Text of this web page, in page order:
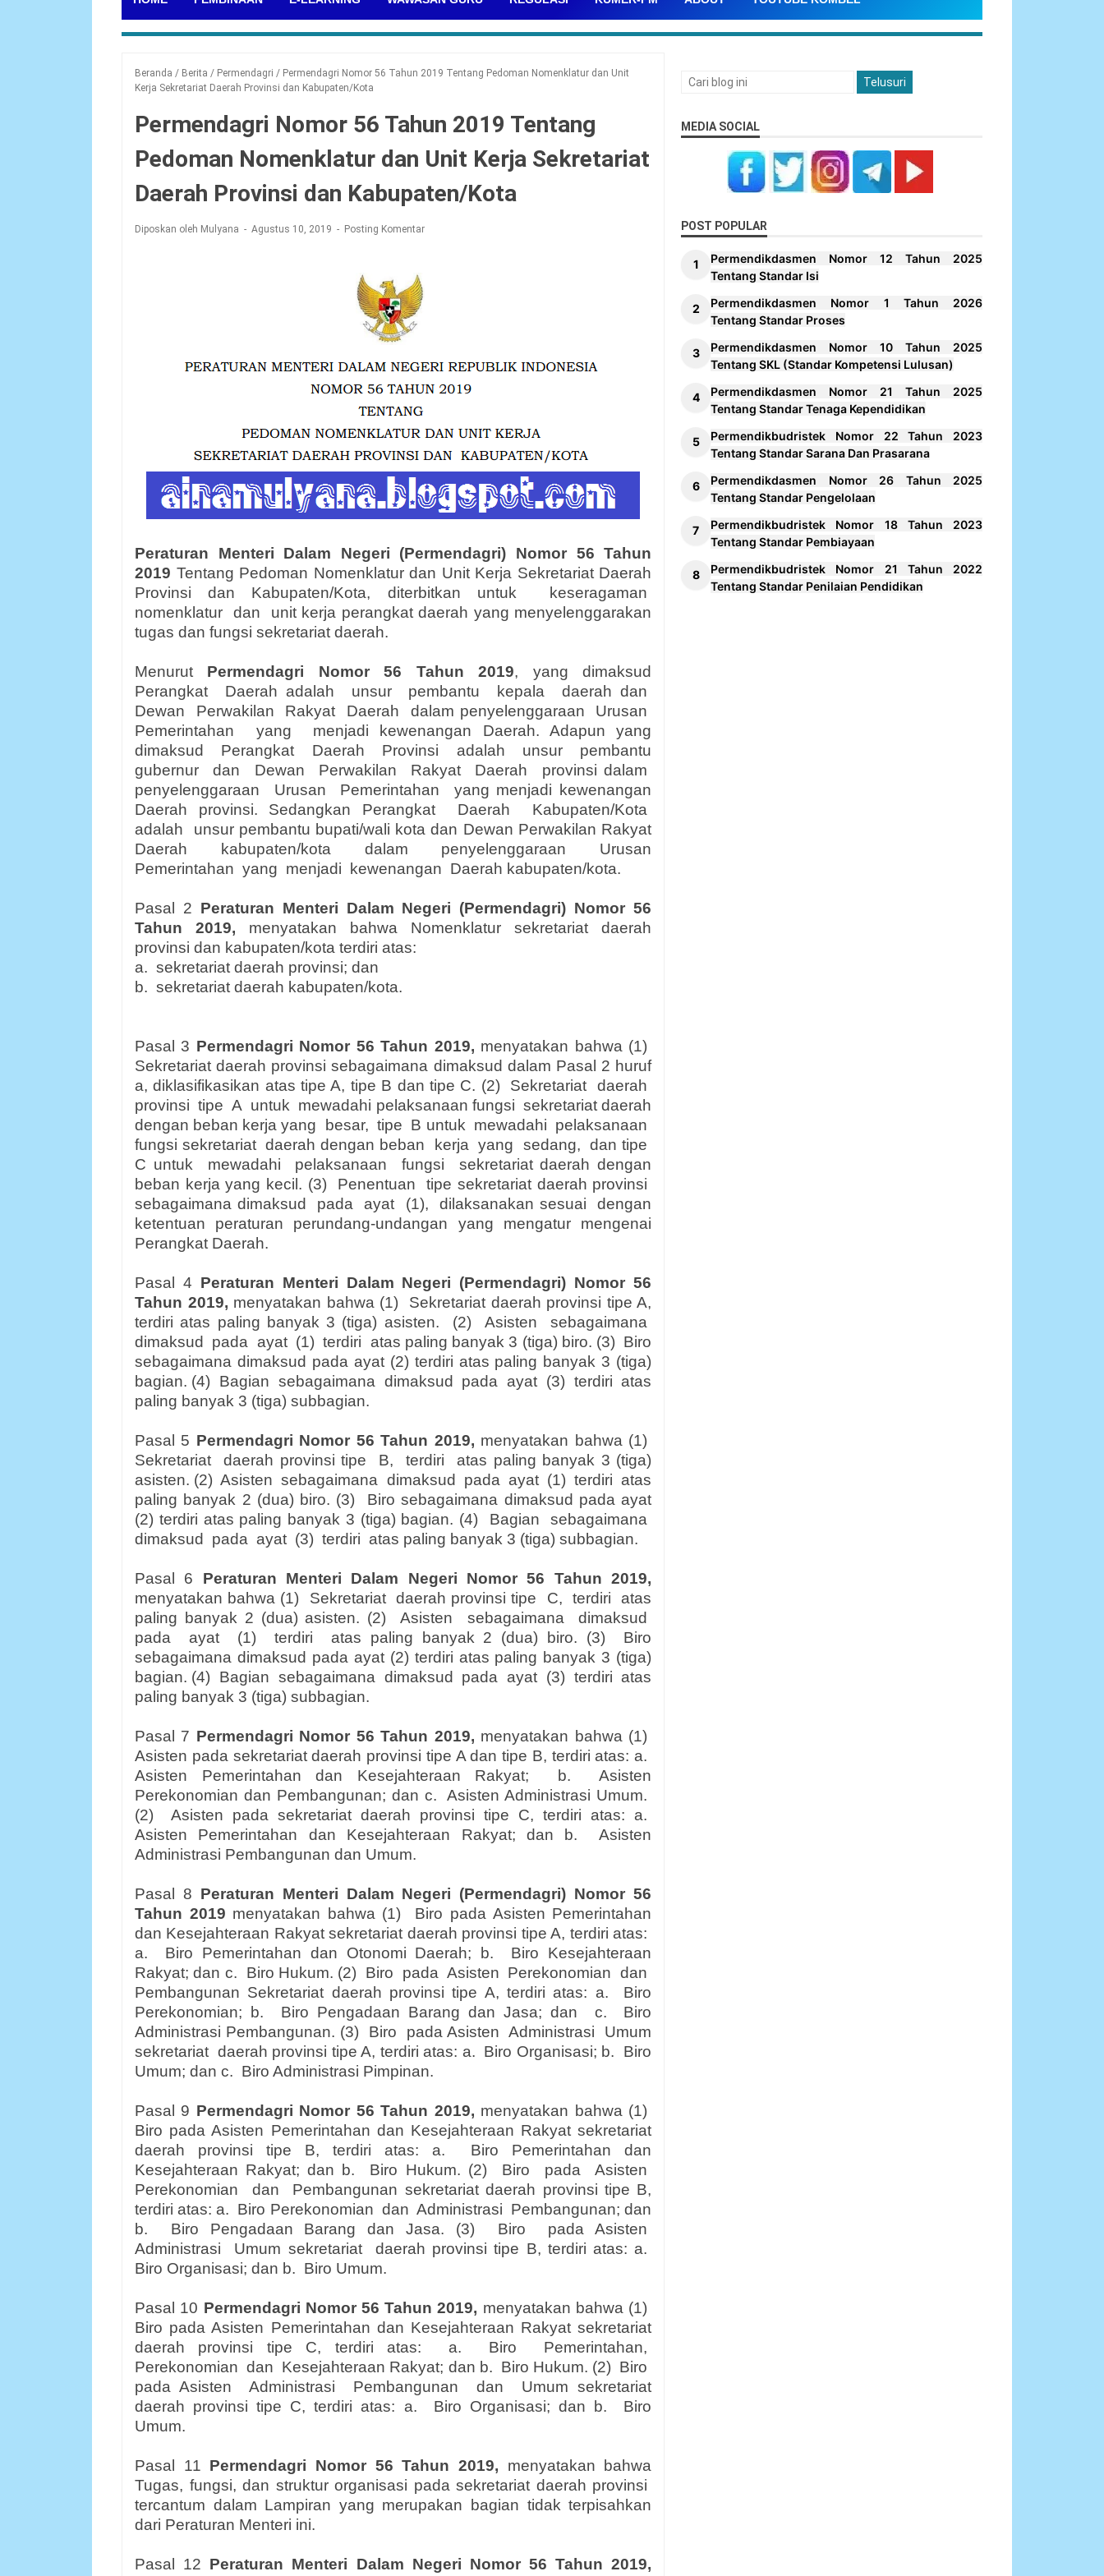
Beranda / Berita / Permendagri / Permendagri Nomor 56 Tahun 2019 Tentang Pedoman Nomenklatur dan Unit
Kerja Sekretariat Daerah Provinsi dan Kabupaten/Kota
Permendagri Nomor 56 Tahun 2019 Tentang
Pedoman Nomenklatur dan Unit Kerja Sekretariat
Daerah Provinsi dan Kabupaten/Kota
Diposkan oleh Mulyana Agustus 10, 2019 Posting Komentar
Peraturan Menteri Dalam Negeri (Permendagri) Nomor 56 Tahun
2019 Tentang Pedoman Nomenklatur dan Unit Kerja Sekretariat Daerah
Provinsi dan Kabupaten/Kota, diterbitkan untuk
keseragaman
nomenklatur
dan
unit kerja perangkat daerah yang menyelenggarakan
tugas dan fungsi sekretariat daerah.
Menurut Permendagri Nomor 56 Tahun 2019, yang dimaksud
Perangkat
Daerah adalah unsur pembantu kepala
daerah dan
Dewan
Perwakilan Rakyat Daerah dalam penyelenggaraan
Urusan
Pemerintahan
yang
menjadi kewenangan Daerah. Adapun yang
dimaksud
Perangkat Daerah Provinsi adalah unsur
pembantu
gubernur
dan Dewan Perwakilan Rakyat Daerah
provinsi dalam
penyelenggaraan
Urusan Pemerintahan
yang menjadi kewenangan
Daerah provinsi. Sedangkan Perangkat
Daerah
Kabupaten/Kota
adalah
unsur pembantu bupati/wali kota dan Dewan Perwakilan Rakyat
Daerah
kabupaten/kota dalam penyelenggaraan
Urusan
Pemerintahan yang menjadi kewenangan Daerah kabupaten/kota.
Pasal 2 Peraturan Menteri Dalam Negeri (Permendagri) Nomor 56
Tahun 2019, menyatakan bahwa Nomenklatur sekretariat daerah
provinsi dan kabupaten/kota terdiri atas:
a. sekretariat daerah provinsi; dan
b. sekretariat daerah kabupaten/kota.
Pasal 3 Permendagri Nomor 56 Tahun 2019, menyatakan bahwa (1)
Sekretariat daerah provinsi sebagaimana dimaksud dalam Pasal 2 huruf
a, diklasifikasikan atas tipe A, tipe B dan tipe C. (2)
Sekretariat
daerah
provinsi tipe A untuk mewadahi pelaksanaan fungsi sekretariat daerah
dengan beban kerja yang
besar, tipe B untuk mewadahi pelaksanaan
fungsi sekretariat daerah dengan beban kerja yang sedang, dan tipe
C untuk
mewadahi pelaksanaan fungsi
sekretariat daerah dengan
beban kerja yang kecil. (3)
Penentuan
tipe sekretariat daerah provinsi
sebagaimana dimaksud
pada ayat (1), dilaksanakan sesuai
dengan
ketentuan peraturan perundang-undangan yang mengatur mengenai
Perangkat Daerah.
Pasal 4 Peraturan Menteri Dalam Negeri (Permendagri) Nomor 56
Tahun 2019, menyatakan bahwa (1)
Sekretariat daerah provinsi tipe A,
terdiri atas paling banyak 3 (tiga) asisten.
(2) Asisten
sebagaimana
dimaksud
pada ayat (1) terdiri atas paling banyak 3 (tiga) biro. (3) Biro
sebagaimana dimaksud pada ayat (2) terdiri atas paling banyak 3 (tiga)
bagian. (4)
Bagian sebagaimana dimaksud pada ayat (3) terdiri atas
paling banyak 3 (tiga) subbagian.
Pasal 5 Permendagri Nomor 56 Tahun 2019, menyatakan bahwa (1)
Sekretariat
daerah provinsi tipe B, terdiri
atas paling banyak 3 (tiga)
asisten. (2) Asisten sebagaimana dimaksud pada ayat (1) terdiri atas
paling banyak 2 (dua) biro. (3)
Biro sebagaimana dimaksud pada ayat
(2) terdiri atas paling banyak 3 (tiga) bagian. (4)
Bagian
sebagaimana
dimaksud
pada ayat (3) terdiri atas paling banyak 3 (tiga) subbagian.
Pasal 6 Peraturan Menteri Dalam Negeri Nomor 56 Tahun 2019,
menyatakan bahwa (1)
Sekretariat daerah provinsi tipe C, terdiri
atas
paling banyak 2 (dua) asisten. (2)
Asisten sebagaimana
dimaksud
pada
ayat (1) terdiri atas paling banyak 2 (dua) biro. (3)
Biro
sebagaimana dimaksud pada ayat (2) terdiri atas paling banyak 3 (tiga)
bagian. (4)
Bagian sebagaimana dimaksud pada ayat (3) terdiri atas
paling banyak 3 (tiga) subbagian.
Pasal 7 Permendagri Nomor 56 Tahun 2019, menyatakan bahwa (1)
Asisten pada sekretariat daerah provinsi tipe A dan tipe B, terdiri atas: a.
Asisten Pemerintahan dan Kesejahteraan Rakyat;
b.
Asisten
Perekonomian dan Pembangunan; dan c.
Asisten Administrasi Umum.
(2)
Asisten pada sekretariat daerah provinsi tipe C, terdiri atas: a.
Asisten Pemerintahan dan Kesejahteraan Rakyat; dan b.
Asisten
Administrasi Pembangunan dan Umum.
Pasal 8 Peraturan Menteri Dalam Negeri (Permendagri) Nomor 56
Tahun 2019 menyatakan bahwa (1)
Biro pada Asisten Pemerintahan
dan Kesejahteraan Rakyat sekretariat daerah provinsi tipe A, terdiri atas:
a.
Biro Pemerintahan dan Otonomi Daerah; b.
Biro Kesejahteraan
Rakyat; dan c.
Biro Hukum. (2) Biro pada Asisten Perekonomian dan
Pembangunan Sekretariat daerah provinsi tipe A, terdiri atas: a.
Biro
Perekonomian; b.
Biro Pengadaan Barang dan Jasa; dan c.
Biro
Administrasi Pembangunan. (3)
Biro pada Asisten Administrasi
Umum
sekretariat daerah provinsi tipe A, terdiri atas: a. Biro Organisasi; b.
Biro
Umum; dan c. Biro Administrasi Pimpinan.
Pasal 9 Permendagri Nomor 56 Tahun 2019, menyatakan bahwa (1)
Biro pada Asisten Pemerintahan dan Kesejahteraan Rakyat sekretariat
daerah provinsi tipe B, terdiri atas: a.
Biro Pemerintahan dan
Kesejahteraan Rakyat; dan b.
Biro Hukum. (2) Biro pada
Asisten
Perekonomian
dan
Pembangunan sekretariat daerah provinsi tipe B,
terdiri atas: a. Biro Perekonomian dan Administrasi Pembangunan; dan
b.
Biro Pengadaan Barang dan Jasa. (3) Biro
pada Asisten
Administrasi
Umum sekretariat
daerah provinsi tipe B, terdiri atas: a.
Biro Organisasi; dan b. Biro Umum.
Pasal 10 Permendagri Nomor 56 Tahun 2019, menyatakan bahwa (1)
Biro pada Asisten Pemerintahan dan Kesejahteraan Rakyat sekretariat
daerah provinsi tipe C, terdiri atas:
a. Biro
Pemerintahan,
Perekonomian dan Kesejahteraan Rakyat; dan b. Biro Hukum. (2) Biro
pada Asisten
Administrasi Pembangunan dan
Umum sekretariat
daerah provinsi tipe C, terdiri atas: a.
Biro Organisasi; dan b.
Biro
Umum.
Pasal 11 Permendagri Nomor 56 Tahun 2019, menyatakan bahwa
Tugas, fungsi, dan struktur organisasi pada sekretariat daerah provinsi
tercantum dalam Lampiran yang merupakan bagian tidak terpisahkan
dari Peraturan Menteri ini.
Pasal 12 Peraturan Menteri Dalam Negeri Nomor 56 Tahun 2019,
MEDIA SOCIAL
POST POPULAR
Permendikdasmen Nomor 12 Tahun 2025
Tentang Standar Isi
Permendikdasmen Nomor 1 Tahun 2026
Tentang Standar Proses
Permendikdasmen Nomor 10 Tahun 2025
Tentang SKL (Standar Kompetensi Lulusan)
Permendikdasmen Nomor 21 Tahun 2025
Tentang Standar Tenaga Kependidikan
Permendikbudristek Nomor 22 Tahun 2023
Tentang Standar Sarana Dan Prasarana
Permendikdasmen Nomor 26 Tahun 2025
Tentang Standar Pengelolaan
Permendikbudristek Nomor 18 Tahun 2023
Tentang Standar Pembiayaan
Permendikbudristek Nomor 21 Tahun 2022
Tentang Standar Penilaian Pendidikan